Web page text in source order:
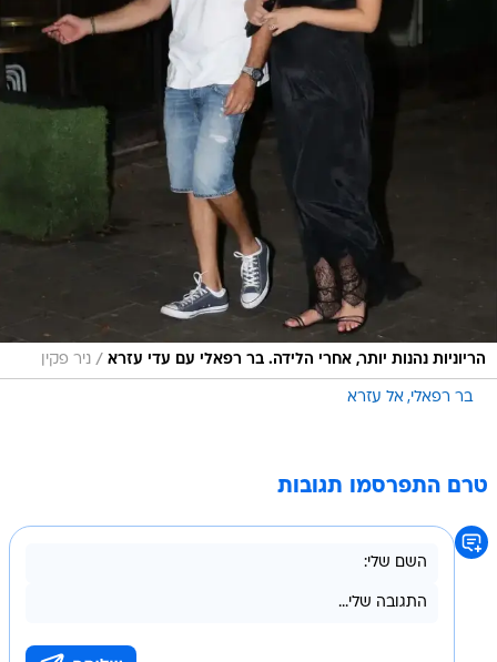
הריוניות נהנות יותר, אחרי הלידה. בר רפאלי עם עדי עזרא / ניר פקין
בר רפאלי אל עזרא
טרם התפרסמו תגובות